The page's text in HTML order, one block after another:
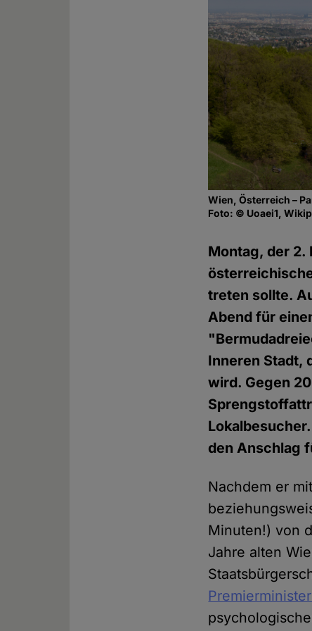
Wien, Österreich –
Foto: © Uoaei1,
Montag, der 2.
treten sollte.
Abend für
Inneren Stadt,
wird. Gegen
den Anschlag
Nachdem er
Minuten!) von
Jahre alten